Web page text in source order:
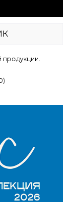
продукции.